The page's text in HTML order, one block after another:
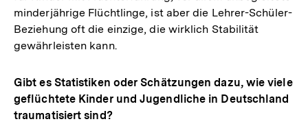
minderjährige Flüchtlinge, ist aber die Lehrer-Schüler-
Beziehung oft die einzige, die wirklich Stabilität
gewährleisten kann.
Gibt es Statistiken oder Schätzungen dazu, wie viele
geflüchtete Kinder und Jugendliche in Deutschland
traumatisiert sind?